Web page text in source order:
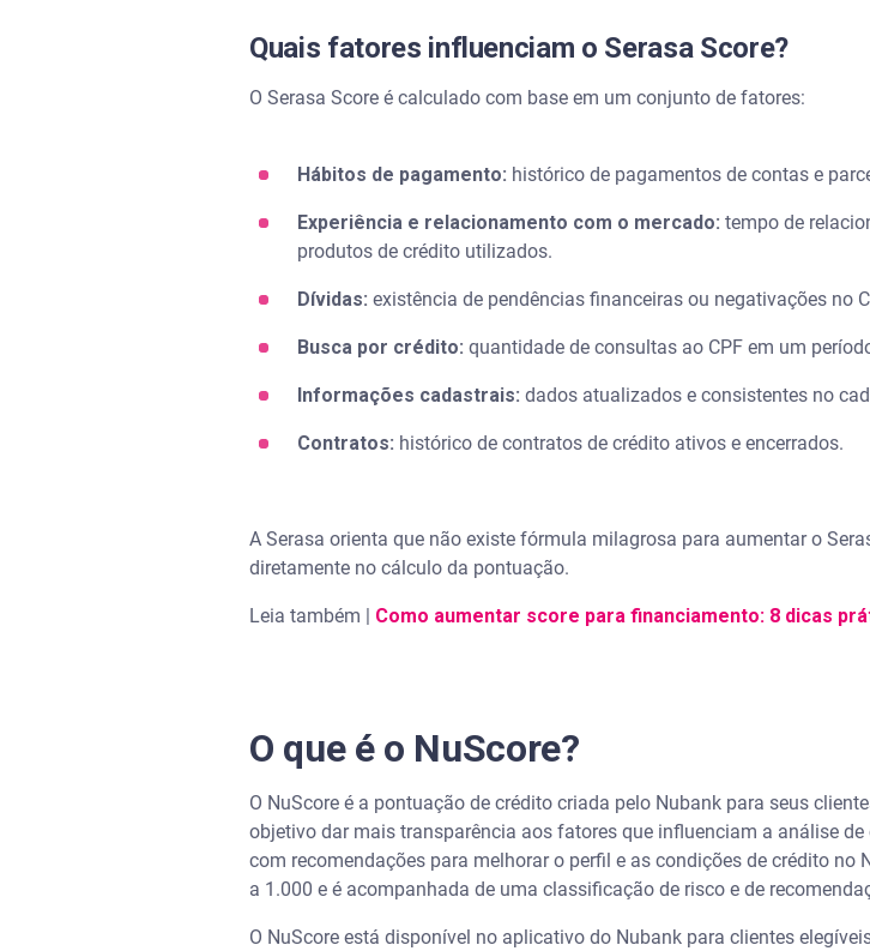
O Nubank consulta o Serasa Score?
Quais fatores influenciam o Serasa Score?
O Serasa Score é calculado com base em um conjunto de fatores:
Hábitos de pagamento: histórico de pagamentos de contas e
Experiência e relacionamento com o mercado: tempo de
produtos de crédito utilizados.
Dívidas: existência de pendências financeiras ou negativações no
Busca por crédito: quantidade de consultas ao CPF em um
Informações cadastrais: dados atualizados e consistentes no
Contratos: histórico de contratos de crédito ativos e encerrados.
A Serasa orienta que não existe fórmula milagrosa para aumentar o
diretamente no cálculo da pontuação.
Leia também | Como aumentar score para financiamento: 8 dicas
O que é o NuScore?
O NuScore é a pontuação de crédito criada pelo Nubank para seus
objetivo dar mais transparência aos fatores que influenciam a análise
com recomendações para melhorar o perfil e as condições de crédito
a 1.000 e é acompanhada de uma classificação de risco e de
O NuScore está disponível no aplicativo do Nubank para clientes